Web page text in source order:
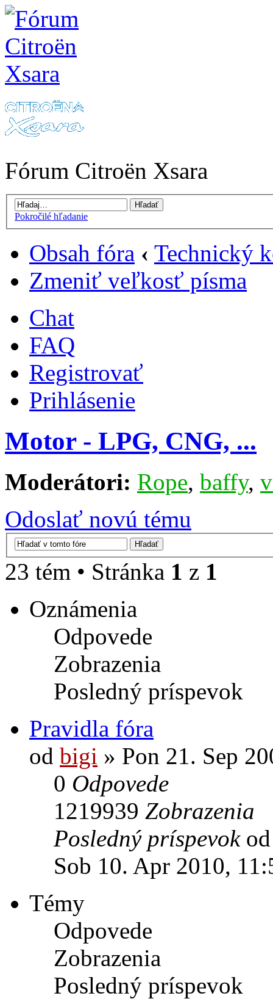
Fórum Citroën Xsara
Pokročilé hľadanie
Obsah fóra ‹ Technický
Zmeniť veľkosť písma
Chat
FAQ
Registrovať
Prihlásenie
Motor - LPG, CNG, ...
Moderátori: Rope, baffy,
Odoslať novú tému
23 tém • Stránka 1 z 1
Oznámenia
Odpovede
Zobrazenia
Posledný príspevok
Pravidla fóra
od bigi » Pon 21. Sep
0 Odpovede
1219939 Zobrazenia
Posledný príspevok
Sob 10. Apr 2010,
Témy
Odpovede
Zobrazenia
Posledný príspevok